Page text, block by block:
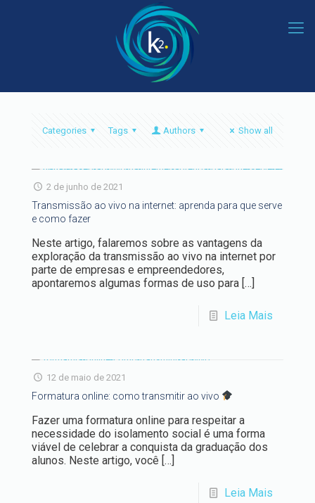
Categories Tags Authors Show all
2 de junho de 2021
Transmissão ao vivo na internet: aprenda para que serve
e como fazer
Neste artigo, falaremos sobre as vantagens da
exploração da transmissão ao vivo na internet por
parte de empresas e empreendedores,
apontaremos algumas formas de uso para […]
Leia Mais
12 de maio de 2021
Formatura online: como transmitir ao vivo
Fazer uma formatura online para respeitar a
necessidade do isolamento social é uma forma
viável de celebrar a conquista da graduação dos
alunos. Neste artigo, você […]
Leia Mais